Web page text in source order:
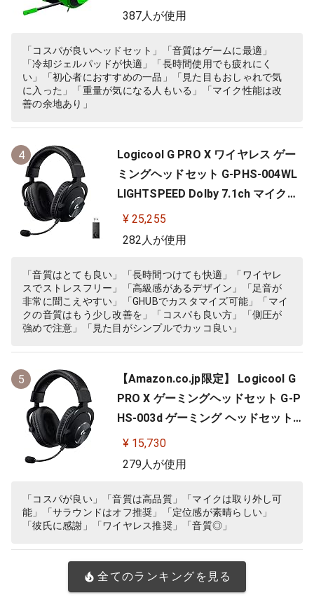
RZ04-02830200-R3M
387人が使用
「コスパが良いヘッドセット」「音質はゲームに最適」
「冷却ジェルパッドが快適」「長時間使用でも疲れにく
い」「初心者におすすめの一品」「見た目もおしゃれで気
に入った」「重量が気になる人もいる」「マイク性能は改
善の余地あり」
4
Logicool G PRO X ワイヤレス ゲー
ミングヘッドセット G-PHS-004WL
LIGHTSPEED Dolby 7.1ch マイク付
き 20時間連続使用可能 軽量 充電式
PS5 PS4 PC ゲーミング ヘッドセッ
004 ブラック 国内正規品 【 ファイ
ナルファンタジー XIV 推奨モ…
¥ 25,255
282人が使用
「音質はとても良い」「長時間つけても快適」「ワイヤレ
スでストレスフリー」「高級感があるデザイン」「足音が
非常に聞こえやすい」「GHUBでカスタマイズ可能」「マイ
クの音質はもう少し改善を」「コスパも良い方」「側圧が
強めで注意」「見た目がシンプルでカッコ良い」
5
【Amazon.co.jp限定】 Logicool G
PRO X ゲーミングヘッドセット G-P
HS-003d ゲーミング ヘッドセット
Dolby 7.1ch サラウンドサウンド 3.5
mm 有線 マイク付き Blue VO!CE搭
5 PS4 PC windows ブラック 国内正
規品 ※Amazon.co.jp限定 壁…
¥ 15,730
279人が使用
「コスパが良い」「音質は高品質」「マイクは取り外し可
能」「サラウンドはオフ推奨」「定位感が素晴らしい」
「彼氏に感謝」「ワイヤレス推奨」「音質◎」
全てのランキングを見る